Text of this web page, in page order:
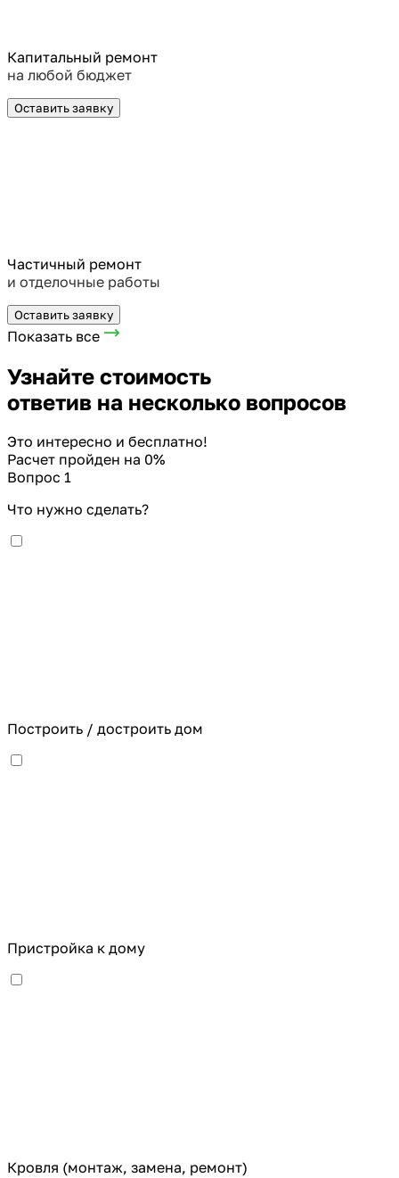
Капитальный ремонт
на любой бюджет
Оставить заявку
Частичный ремонт
и отделочные работы
Оставить заявку
Показать все
Узнайте стоимость
ответив на несколько вопросов
Это интересно и бесплатно!
Расчет пройден на 0%
Вопрос 1
Что нужно сделать?
Построить / достроить дом
Пристройка к дому
Кровля (монтаж, замена, ремонт)